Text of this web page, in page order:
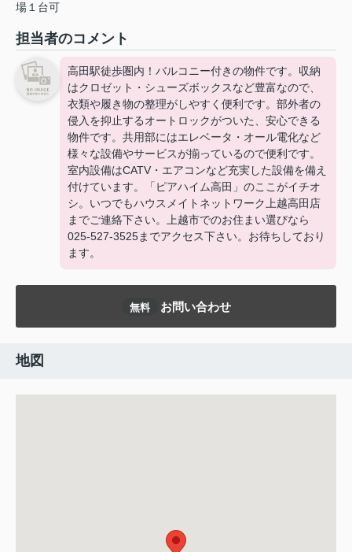
場１台可
担当者のコメント
高田駅徒歩圏内！バルコニー付きの物件です。収納
はクロゼット・シューズボックスなど豊富なので、
衣類や履き物の整理がしやすく便利です。部外者の
侵入を抑止するオートロックがついた、安心できる
物件です。共用部にはエレベータ・オール電化など
様々な設備やサービスが揃っているので便利です。
室内設備はCATV・エアコンなど充実した設備を備え
付けています。「ピアハイム高田」のここがイチオ
シ。いつでもハウスメイトネットワーク上越高田店
までご連絡下さい。上越市でのお住まい選びなら
025-527-3525までアクセス下さい。お待ちしており
ます。
無料 お問い合わせ
地図